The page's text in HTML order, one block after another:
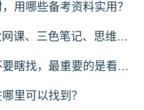
用哪些备考资料实用？
有没有免费银行从业网课、三色笔记、思维导图、计算公式！
银行从业备考题库不要瞎找，最重要的是看这三点！
里可以找到？